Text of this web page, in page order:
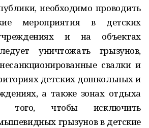
необходимо проводить
мероприятия в детских
и на объектах
уничтожать грызунов,
свалки и
детских дошкольных и
а также зонах отдыха
того, чтобы исключить
грызунов в детские